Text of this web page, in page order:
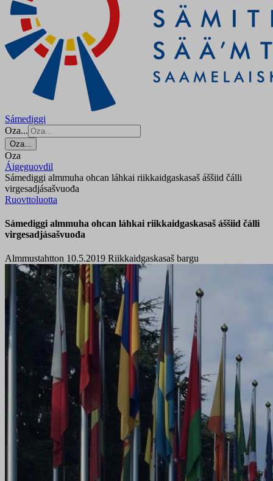
Sámediggi
Oza...
Oza...
Oza
Áigeguovdil
Sámediggi almmuha ohcan láhkai riikkaidgaskasaš áššiid čálli
virgesadjásašvuođa
Ruovttoluotta
Sámediggi almmuha ohcan láhkai riikkaidgaskasaš áššiid čálli
virgesadjásašvuođa
Almmustahtton 10.5.2019 Riikkaidgaskasaš bargu